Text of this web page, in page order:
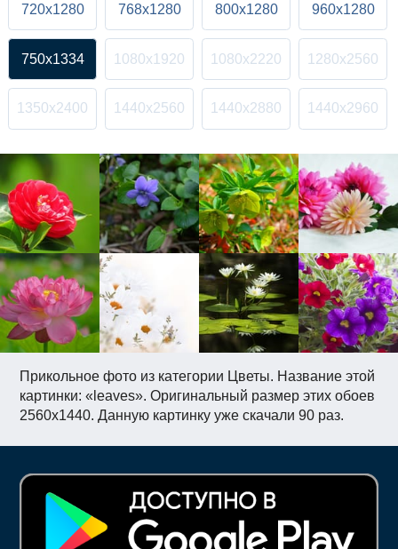
Прикольное фото из категории Цветы. Название этой
картинки: «leaves». Оригинальный размер этих обоев
2560x1440. Данную картинку уже скачали 90 раз.
720x1280 768x1280 800x1280 960x1280
750x1334 1080x1920 1080x2220 1280x2560
1350x2400 1440x2560 1440x2880 1440x2960